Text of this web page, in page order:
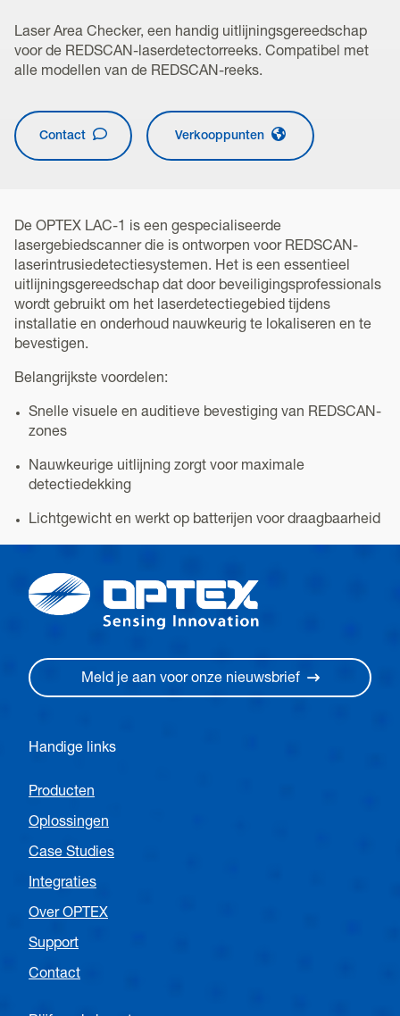
Laser Area Checker, een handig uitlijningsgereedschap
voor de REDSCAN-laserdetectorreeks. Compatibel met
alle modellen van de REDSCAN-reeks.
Contact Verkooppunten
De OPTEX LAC-1 is een gespecialiseerde
lasergebiedscanner die is ontworpen voor REDSCAN-
laserintrusiedetectiesystemen. Het is een essentieel
uitlijningsgereedschap dat door beveiligingsprofessionals
wordt gebruikt om het laserdetectiegebied tijdens
installatie en onderhoud nauwkeurig te lokaliseren en te
bevestigen.
Belangrijkste voordelen:
Snelle visuele en auditieve bevestiging van REDSCAN-
zones
Nauwkeurige uitlijning zorgt voor maximale
detectiedekking
Lichtgewicht en werkt op batterijen voor draagbaarheid
Meld je aan voor onze nieuwsbrief
Handige links
Producten
Oplossingen
Case Studies
Integraties
Over OPTEX
Support
Contact